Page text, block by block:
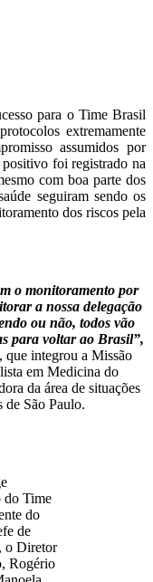
para o Time Brasil
extremamente
assumidos por
foi registrado na
com boa parte dos
seguiram sendo os
dos riscos pela
o monitoramento por
a nossa delegação
ou não, todos vão
para voltar ao Brasil”,
integrou a Missão
em Medicina do
da área de situações
de São Paulo.
do Time
do
de
o Diretor
Rogério